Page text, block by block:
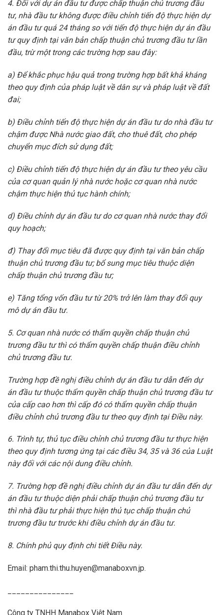
4. Đối với dự án đầu tư được chấp thuận chủ trương đầu
tư, nhà đầu tư không được điều chỉnh tiến độ thực hiện dự
án đầu tư quá 24 tháng so với tiến độ thực hiện dự án đầu
tư quy định tại văn bản chấp thuận chủ trương đầu tư lần
đầu, trừ một trong các trường hợp sau đây:
a) Để khắc phục hậu quả trong trường hợp bất khả kháng
theo quy định của pháp luật về dân sự và pháp luật về đất
đai;
b) Điều chỉnh tiến độ thực hiện dự án đầu tư do nhà đầu tư
chậm được Nhà nước giao đất, cho thuê đất, cho phép
chuyển mục đích sử dụng đất;
c) Điều chỉnh tiến độ thực hiện dự án đầu tư theo yêu cầu
của cơ quan quản lý nhà nước hoặc cơ quan nhà nước
chậm thực hiện thủ tục hành chính;
d) Điều chỉnh dự án đầu tư do cơ quan nhà nước thay đổi
quy hoạch;
đ) Thay đổi mục tiêu đã được quy định tại văn bản chấp
thuận chủ trương đầu tư; bổ sung mục tiêu thuộc diện
chấp thuận chủ trương đầu tư;
e) Tăng tổng vốn đầu tư từ 20% trở lên làm thay đổi quy
mô dự án đầu tư.
5. Cơ quan nhà nước có thẩm quyền chấp thuận chủ
trương đầu tư thì có thẩm quyền chấp thuận điều chỉnh
chủ trương đầu tư.
Trường hợp đề nghị điều chỉnh dự án đầu tư dẫn đến dự
án đầu tư thuộc thẩm quyền chấp thuận chủ trương đầu tư
của cấp cao hơn thì cấp đó có thẩm quyền chấp thuận
điều chỉnh chủ trương đầu tư theo quy định tại Điều này.
6. Trình tự, thủ tục điều chỉnh chủ trương đầu tư thực hiện
theo quy định tương ứng tại cácđiều 34, 35 và 36 của Luật
này đối với các nội dung điều chỉnh.
7. Trường hợp đề nghị điều chỉnh dự án đầu tư dẫn đến dự
án đầu tư thuộc diện phải chấp thuận chủ trương đầu tư
thì nhà đầu tư phải thực hiện thủ tục chấp thuận chủ
trương đầu tư trước khi điều chỉnh dự án đầu tư.
8. Chính phủ quy định chi tiết Điều này.
Email: pham.thi.thu.huyen@manaboxvn.jp.
Công ty TNHH Manabox Việt Nam